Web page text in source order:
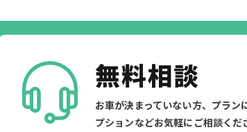
無料相談
お車が決まっていない方、プラン
プションなどお気軽にご相談くだ